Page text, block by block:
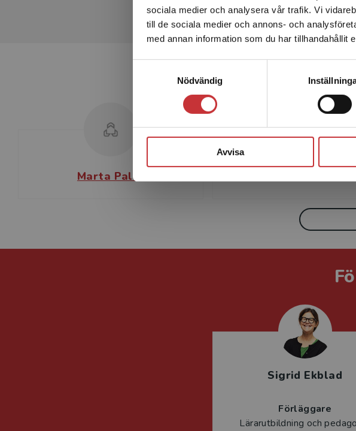
sociala medier och analysera vår trafik. Vi
till de sociala medier och annons- och
med annan information som du har tillhandahållit
Nödvändig
Avvisa
enhet utanför
Sverige. För att
Marta Palla
Sigrid Ekblad
Förläggare
Lärarutbildning och